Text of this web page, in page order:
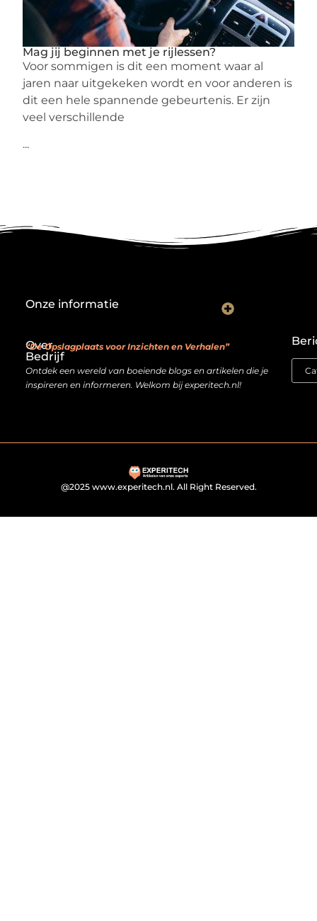
Mag jij beginnen met je rijlessen?
Voor sommigen is dit een moment waar al
jaren naar uitgekeken wordt en voor anderen is
dit een hele spannende gebeurtenis. Er zijn
veel verschillende
...
Over
Bedrijf
“De Opslagplaats voor Inzichten en Verhalen”
Ontdek een wereld van boeiende blogs en artikelen die je
inspireren en informeren. Welkom bij experitech.nl!
Onze informatie
@2025 www.experitech.nl. All Right Reserved.